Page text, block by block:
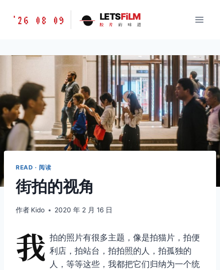
胶
味
LETSFILM
'26 08 09 LETSFiLM
胶 片 的 味 道
READ · 阅读
街拍的视角
作者 Kido 2020 年 2 月 16 日
我 拍的照片有很多主题，像是拍猫片，拍便
利店，拍站台，拍拍照的人，拍孤独的
人，等等这些，我都把它们归纳为一个统